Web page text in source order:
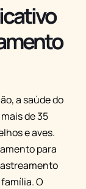
a saúde do
de 35
e aves.
para
O